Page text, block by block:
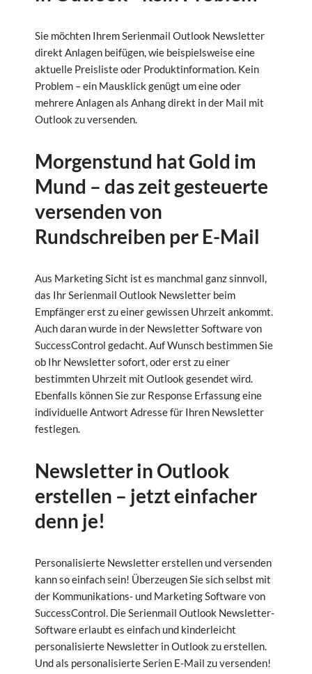
Sie möchten Ihrem Serienmail Outlook Newsletter
direkt Anlagen beifügen, wie beispielsweise eine
aktuelle Preisliste oder Produktinformation. Kein
Problem – ein Mausklick genügt um eine oder
mehrere Anlagen als Anhang direkt in der Mail mit
Outlook zu versenden.
Morgenstund hat Gold im
Mund – das zeit gesteuerte
versenden von
Rundschreiben per E-Mail
Aus Marketing Sicht ist es manchmal ganz sinnvoll,
das Ihr Serienmail Outlook Newsletter beim
Empfänger erst zu einer gewissen Uhrzeit ankommt.
Auch daran wurde in der Newsletter Software von
SuccessControl gedacht. Auf Wunsch bestimmen Sie
ob Ihr Newsletter sofort, oder erst zu einer
bestimmten Uhrzeit mit Outlook gesendet wird.
Ebenfalls können Sie zur Response Erfassung eine
individuelle Antwort Adresse für Ihren Newsletter
festlegen.
Newsletter in Outlook
erstellen – jetzt einfacher
denn je!
Personalisierte Newsletter erstellen und versenden
kann so einfach sein! Überzeugen Sie sich selbst mit
der Kommunikations- und Marketing Software von
SuccessControl. Die Serienmail Outlook Newsletter-
Software erlaubt es einfach und kinderleicht
personalisierte Newsletter in Outlook zu erstellen.
Und als personalisierte Serien E-Mail zu versenden!